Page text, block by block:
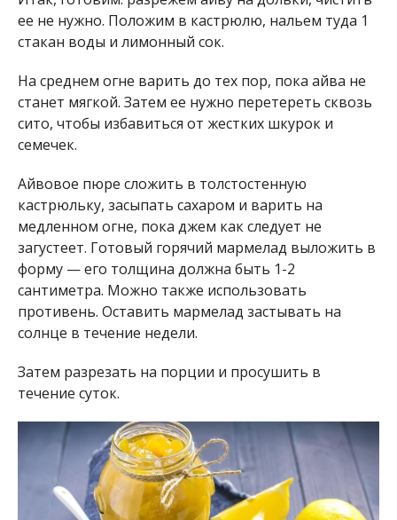
ее не нужно. Положим в кастрюлю, нальем туда 1
стакан воды и лимонный сок.
На среднем огне варить до тех пор, пока айва не
станет мягкой. Затем ее нужно перетереть сквозь
сито, чтобы избавиться от жестких шкурок и
семечек.
Айвовое пюре сложить в толстостенную
кастрюльку, засыпать сахаром и варить на
медленном огне, пока джем как следует не
загустеет. Готовый горячий мармелад выложить в
форму — его толщина должна быть 1-2
сантиметра. Можно также использовать
противень. Оставить мармелад застывать на
солнце в течение недели.
Затем разрезать на порции и просушить в
течение суток.